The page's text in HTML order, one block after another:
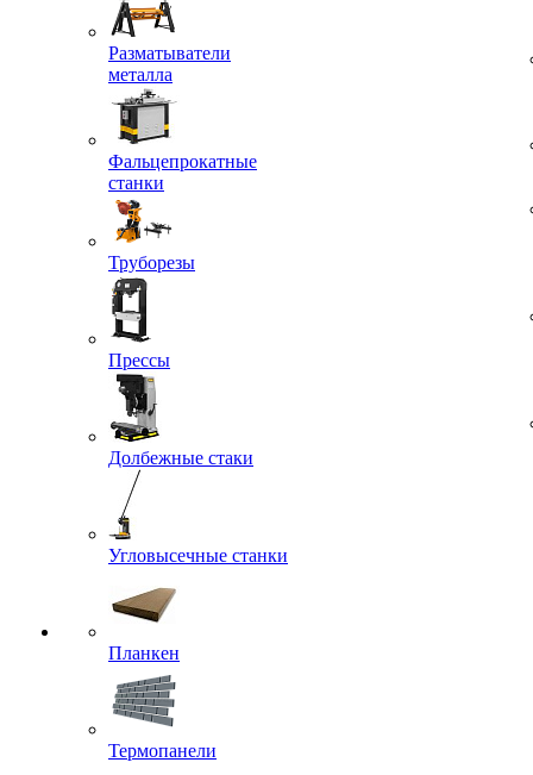
Разматыватели
металла
Фальцепрокатные
станки
Труборезы
Прессы
Долбежные стаки
Угловысечные станки
Планкен
Термопанели